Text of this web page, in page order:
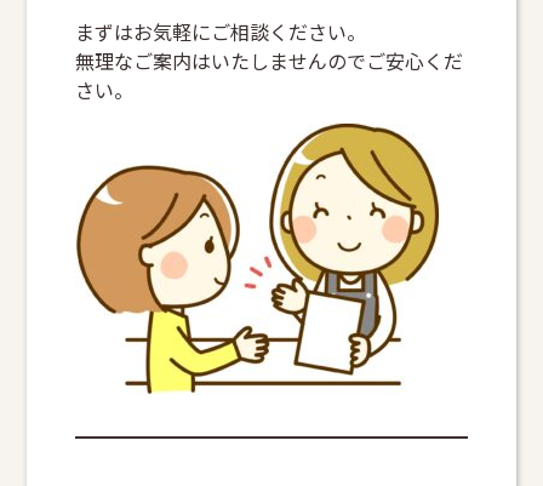
まずはお気軽にご相談ください。
無理なご案内はいたしませんのでご安心くだ
さい。